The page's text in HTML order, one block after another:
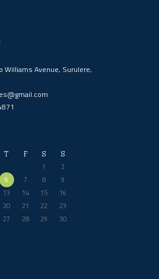
Williams Avenue, Surulere,
T F S S
1
2
6 7 8
9
13 14 15
16
20 21 22
23
27 28 29
30